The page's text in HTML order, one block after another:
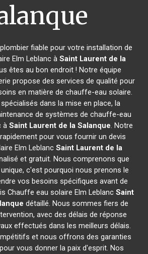
fiable pour votre installation de
Elm Leblanc à Saint Laurent de la
êtes au bon endroit ! Notre équipe
propose des services de qualité pour
en matière de chauffe-eau solaire.
dans la mise en place, la
de systèmes de chauffe-eau
à Saint Laurent de la Salanque. Notre
pour vous fournir un devis
Elm LeblancSaint Laurent de la
et gratuit. Nous comprenons que
c'est pourquoi nous prenons le
vos besoins spécifiques avant de
Chauffe eau solaire Elm LeblancSaint
détaillé. Nous sommes fiers de
avec des délais de réponse
effectués dans les meilleurs délais.
et nous offrons des garanties
vous donner la paix d'esprit. Nos